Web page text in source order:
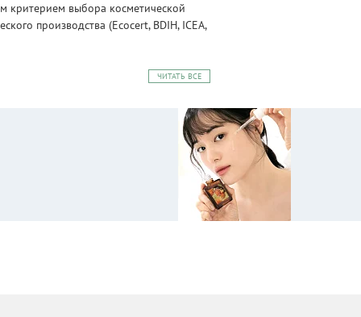
критерием выбора косметической
производства (Ecocert, BDIH, ICEA,
ЧИТАТЬ ВСЕ